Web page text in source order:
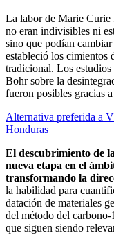
La labor de Marie Curie
no eran indivisibles ni
sino que podían
estableció los cimientos
tradicional. Los
Bohr sobre la
fueron posibles gracias
Alternativa preferida a
Honduras
El descubrimiento de
nueva etapa en el
transformando la
la habilidad para
datación de materiales
del método del
que siguen siendo